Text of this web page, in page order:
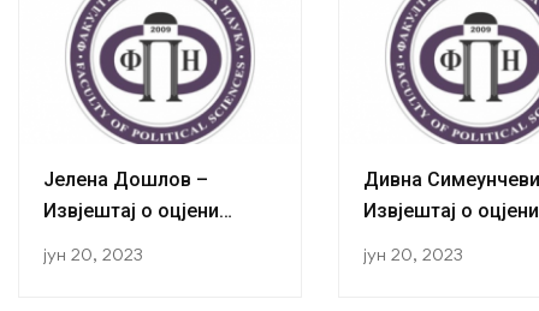
Јелена Дошлов –
Извјештај о оцјени
јун 20, 2023
Дивна
Извјештај о оцјени
јун 20, 2023